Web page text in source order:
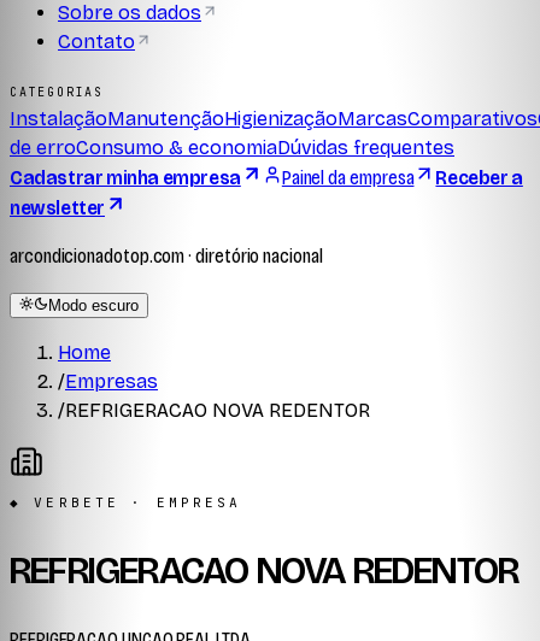
Sobre os dados
Contato
CATEGORIAS
InstalaçãoManutençãoHigienizaçãoMarcasComparativos
de erroConsumo & economiaDúvidas frequentes
Cadastrar minha empresa
Painel da empresa
Receber a
newsletter
arcondicionadotop.com · diretório nacional
Modo escuro
Home
/Empresas
/REFRIGERACAO NOVA REDENTOR
◆ VERBETE · EMPRESA
REFRIGERACAO NOVA REDENTOR